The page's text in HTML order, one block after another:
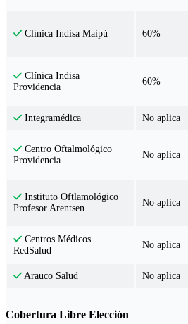
Clínica Indisa Maipú 60%
Clínica Indisa
Providencia
60%
Integramédica No aplica
Centro Oftalmológico
Providencia
No aplica
Instituto Oftlamológico
Profesor Arentsen
No aplica
Centros Médicos
RedSalud
No aplica
Arauco Salud No aplica
Cobertura Libre Elección